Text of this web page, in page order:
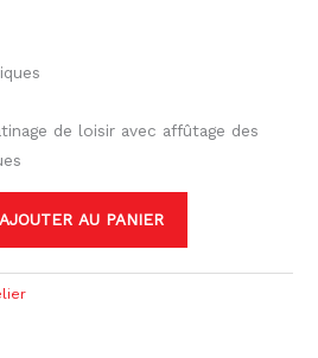
de loisir avec affûtage des
AJOUTER AU PANIER